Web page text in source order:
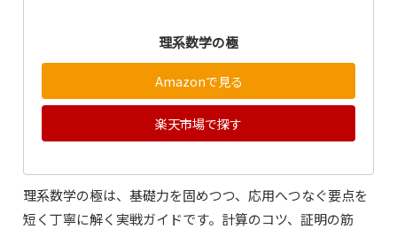
理系数学の極
Amazonで見る
楽天市場で探す
理系数学の極は、基礎力を固めつつ、応用へつなぐ要点を
短く丁寧に解く実戦ガイドです。計算のコツ、証明の筋